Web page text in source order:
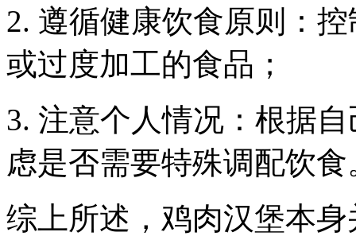
2. 遵循健康饮食原则：
或过度加工的食品；
3. 注意个人情况：根据
虑是否需要特殊调配饮食
综上所述，鸡肉汉堡本